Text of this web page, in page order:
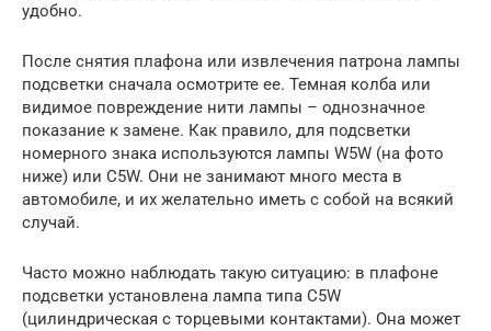
удобно.
После снятия плафона или извлечения патрона лампы
подсветки сначала осмотрите ее. Темная колба или
видимое повреждение нити лампы – однозначное
показание к замене. Как правило, для подсветки
номерного знака используются лампы W5W (на фото
ниже) или C5W. Они не занимают много места в
автомобиле, и их желательно иметь с собой на всякий
случай.
Часто можно наблюдать такую ситуацию: в плафоне
подсветки установлена лампа типа C5W
(цилиндрическая с торцевыми контактами). Она может